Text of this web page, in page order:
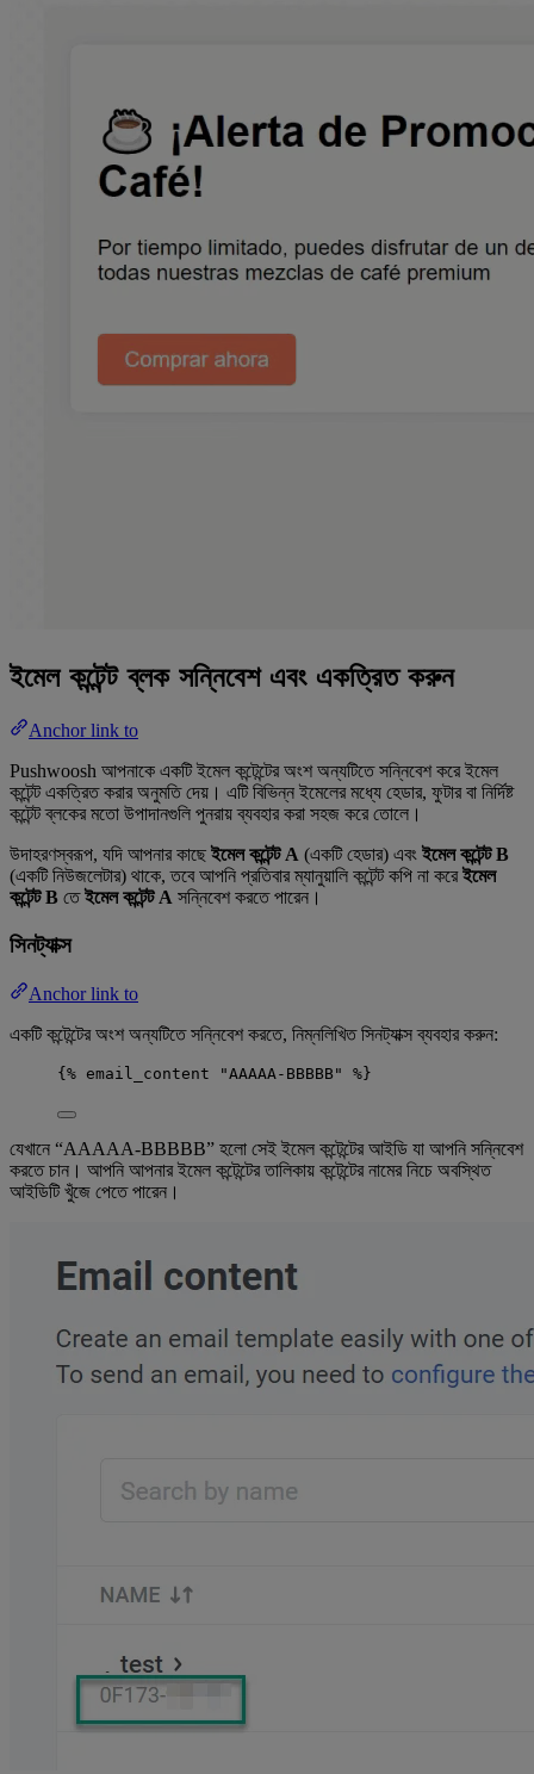
ইমেল কন্টেন্ট ব্লক সন্নিবেশ এবং একত্রিত করুন
Anchor link to
Pushwoosh আপনাকে একটি ইমেল কন্টেন্টের অংশ অন্যটিতে সন্নিবেশ করে ইমেল
কন্টেন্ট একত্রিত করার অনুমতি দেয়। এটি বিভিন্ন ইমেলের মধ্যে হেডার, ফুটার বা নির্দিষ্ট
কন্টেন্ট ব্লকের মতো উপাদানগুলি পুনরায় ব্যবহার করা সহজ করে তোলে।
উদাহরণস্বরূপ, যদি আপনার কাছে ইমেল কন্টেন্ট A (একটি হেডার) এবং ইমেল কন্টেন্ট B
(একটি নিউজলেটার) থাকে, তবে আপনি প্রতিবার ম্যানুয়ালি কন্টেন্ট কপি না করেইমেল
কন্টেন্ট B তেইমেল কন্টেন্ট A সন্নিবেশ করতে পারেন।
সিনট্যাক্স
Anchor link to
একটি কন্টেন্টের অংশ অন্যটিতে সন্নিবেশ করতে, নিম্নলিখিত সিনট্যাক্স ব্যবহার করুন:
{% email_content "AAAAA-BBBBB" %}
যেখানে “AAAAA-BBBBB” হলো সেই ইমেল কন্টেন্টের আইডি যা আপনি সন্নিবেশ
করতে চান। আপনি আপনার ইমেল কন্টেন্টের তালিকায় কন্টেন্টের নামের নিচে অবস্থিত
আইডিটি খুঁজে পেতে পারেন।